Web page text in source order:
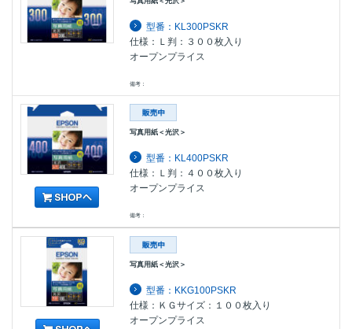
型番：KL300PSKR
仕様：Ｌ判：３００枚入り
オープンプライス
備考：
写真用紙＜光沢＞
型番：KL400PSKR
仕様：Ｌ判：４００枚入り
オープンプライス
備考：
写真用紙＜光沢＞
型番：KKG100PSKR
仕様：ＫＧサイズ：１００枚入り
オープンプライス